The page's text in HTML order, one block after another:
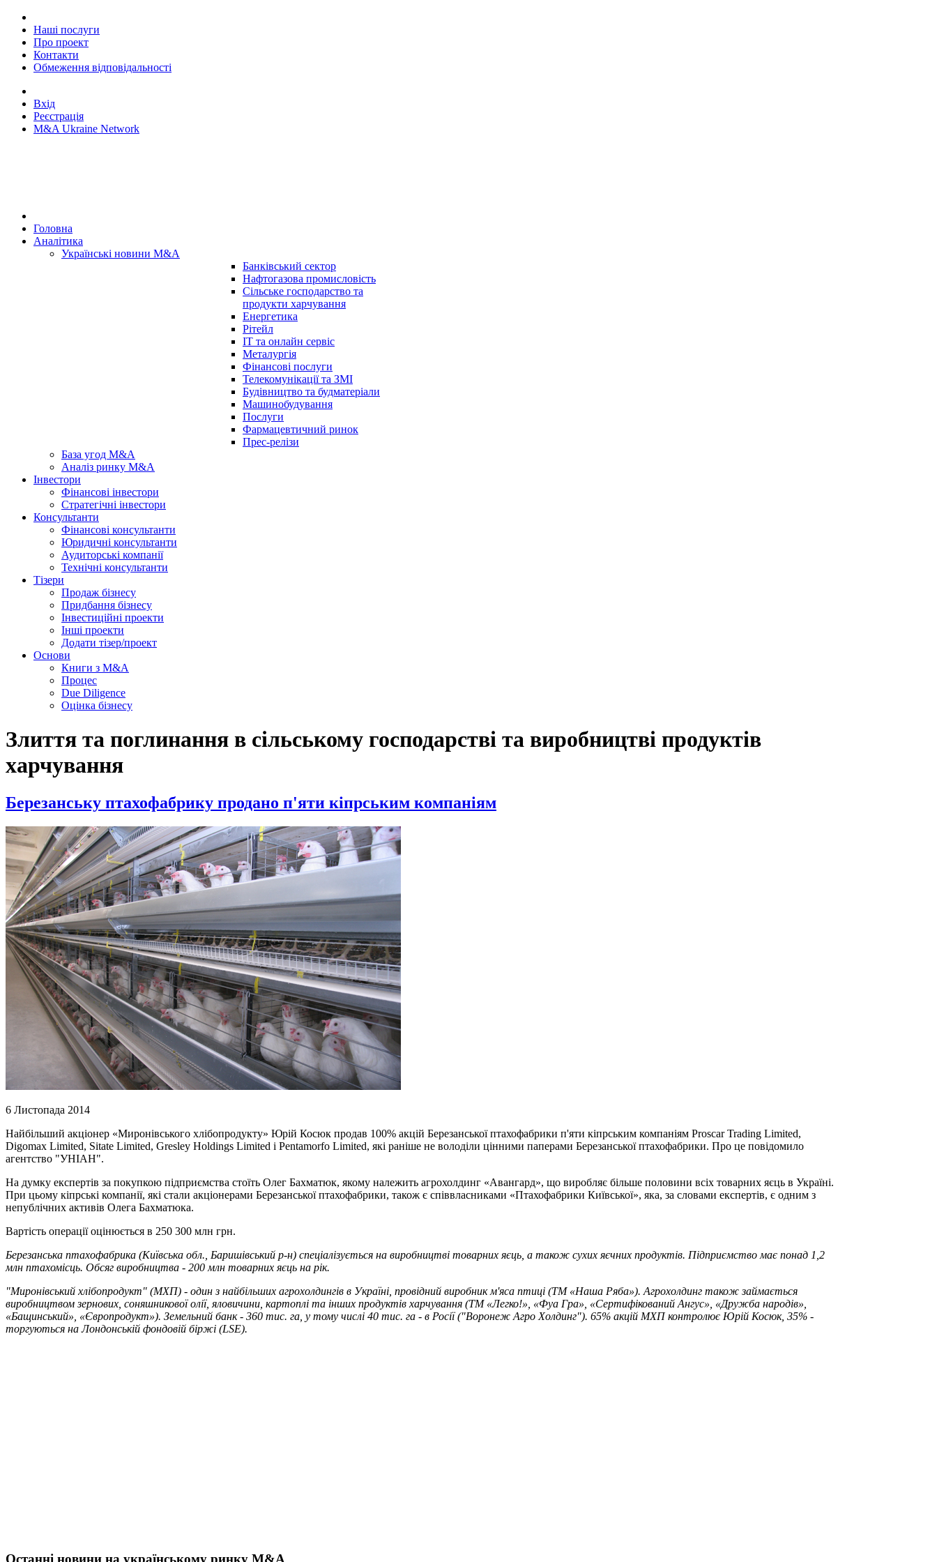
Наші послуги
Про проект
Контакти
Обмеження відповідальності
Вхід
Реєстрація
M&A Ukraine Network
Головна
Аналітика
Українські новини M&A
Банківський сектор
Нафтогазова промисловість
Сільське господарство та
продукти харчування
Енергетика
Рітейл
IT та онлайн сервіс
Металургія
Фінансові послуги
Телекомунікації та ЗМІ
Будівництво та будматеріали
Машинобудування
Послуги
Фармацевтичний ринок
Прес-релізи
База угод M&A
Аналіз ринку M&A
Інвестори
Фінансові інвестори
Стратегічні інвестори
Консультанти
Фінансові консультанти
Юридичні консультанти
Аудиторські компанії
Технічні консультанти
Тізери
Продаж бізнесу
Придбання бізнесу
Інвестиційні проекти
Інші проекти
Додати тізер/проект
Основи
Книги з M&A
Процес
Due Diligence
Оцінка бізнесу
Злиття та поглинання в сільському господарстві та виробництві продуктів
харчування
Березанську птахофабрику продано п'яти кіпрським компаніям
6 Листопада 2014
Найбільший акціонер «Миронівського хлібопродукту» Юрій Косюк продав 100% акцій Березанської птахофабрики п'яти кіпрським компаніям Proscar Trading Limited,
Digomax Limited, Sitate Limited, Gresley Holdings Limited і Pentamorfo Limited, які раніше не володіли цінними паперами Березанської птахофабрики. Про це повідомило
агентство "УНІАН".
На думку експертів за покупкою підприємства стоїть Олег Бахматюк, якому належить агрохолдинг «Авангард», що виробляє більше половини всіх товарних яєць в Україні.
При цьому кіпрські компанії, які стали акціонерами Березанської птахофабрики, також є співвласниками «Птахофабрики Київської», яка, за словами експертів, є одним з
непублічних активів Олега Бахматюка.
Вартість операції оцінюється в 250 300 млн грн.
Березанська птахофабрика (Київська обл., Баришівський р-н) спеціалізується на виробництві товарних яєць, а також сухих яєчних продуктів. Підприємство має понад 1,2
млн птахомісць. Обсяг виробництва - 200 млн товарних яєць на рік.
"Миронівський хлібопродукт" (МХП) - один з найбільших агрохолдингів в Україні, провідний виробник м'яса птиці (ТМ «Наша Ряба»). Агрохолдинг також займається
виробництвом зернових, соняшникової олії, яловичини, картоплі та інших продуктів харчування (ТМ «Легко!», «Фуа Гра», «Сертифікований Ангус», «Дружба народів»,
«Бащинський», «Європродукт»). Земельний банк - 360 тис. га, у тому числі 40 тис. га - в Росії ("Воронеж Агро Холдинг"). 65% акцій МХП контролює Юрій Косюк, 35% -
торгуються на Лондонській фондовій біржі (LSE).
Останні новини на українському ринку M&A